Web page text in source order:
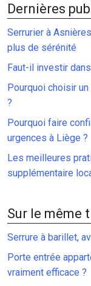
Dernières
Serrurier à
plus de sérénité
Faut-il investir
Pourquoi choisir
?
Pourquoi faire
urgences à Liège ?
Les meilleures
supplémentaire
Sur le même
Serrure à barillet,
Porte entrée
vraiment efficace ?